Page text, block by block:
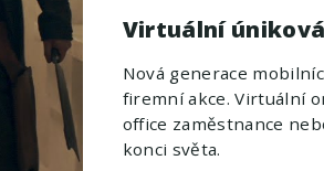
Virtuální
Nová generace
firemní akce. Virtuální
office zaměstnance
konci světa.